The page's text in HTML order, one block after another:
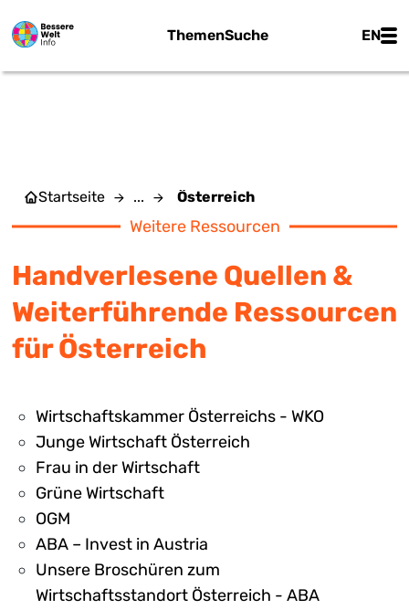
ThemenSuche EN
Startseite ... Österreich
Weitere Ressourcen
Handverlesene Quellen &
Weiterführende Ressourcen
für Österreich
Wirtschaftskammer Österreichs - WKO
Junge Wirtschaft Österreich
Frau in der Wirtschaft
Grüne Wirtschaft
OGM
ABA – Invest in Austria
Unsere Broschüren zum
Wirtschaftsstandort Österreich - ABA